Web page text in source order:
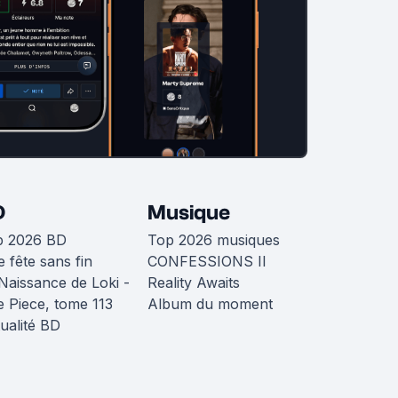
2026 BD
fête sans fin
de Loki -
Piece, tome 113
BD
Musique
Top 2026 musiques
CONFESSIONS II
Reality Awaits
Album du moment